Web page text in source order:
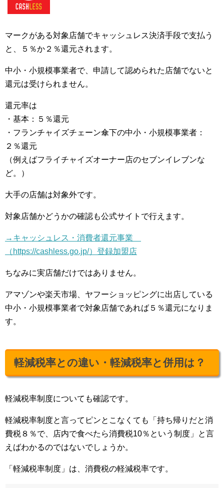
マークがある対象店舗でキャッシュレス決済手段で支払う
と、５％か２％還元されます。
中小・小規模事業者で、申請して認められた店舗でないと
還元は受けられません。
還元率は
・基本：５％還元
・フランチャイズチェーン傘下の中小・小規模事業者：
２％還元
（例えばフライチャイズオーナー店のセブンイレブンな
ど。）
大手の店舗は対象外です。
対象店舗かどうかの確認も公式サイトで行えます。
→キャッシュレス・消費者還元事業
（https://cashless.go.jp/）登録加盟店
ちなみに実店舗だけではありません。
アマゾンや楽天市場、ヤフーショッピングに出店している
中小・小規模事業者で対象店舗であれば５％還元になりま
す。
軽減税率との違い・軽減税率と併用は？
軽減税率制度についても確認です。
軽減税率制度と言ってピンとこなくても「持ち帰りだと消
費税８％で、店内で食べたら消費税10％という制度」と言
えばわかるのではないでしょうか。
「軽減税率制度」は、消費税の軽減税率です。